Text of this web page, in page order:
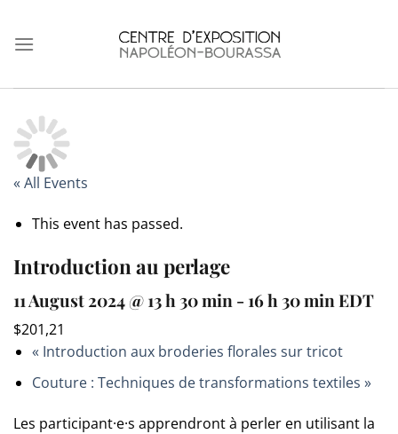
content
« All Events
This event has passed.
Introduction au perlage
11 August 2024 @ 13 h 30 min - 16 h 30 minEDT
$201,21
«Introduction aux broderies florales sur tricot
Couture : Techniques de transformations textiles »
Les participant·e·s apprendront à perler en utilisant la